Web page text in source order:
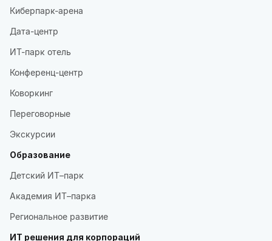
Киберпарк-арена
Дата-центр
ИТ-парк отель
Конференц-центр
Коворкинг
Переговорные
Экскурсии
Образование
Детский ИТ–парк
Академия ИТ–парка
Региональное развитие
ИТ решения для корпораций